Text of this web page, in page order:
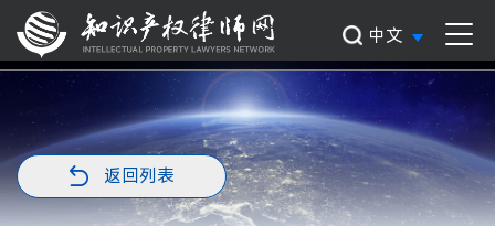
中文
返回列表